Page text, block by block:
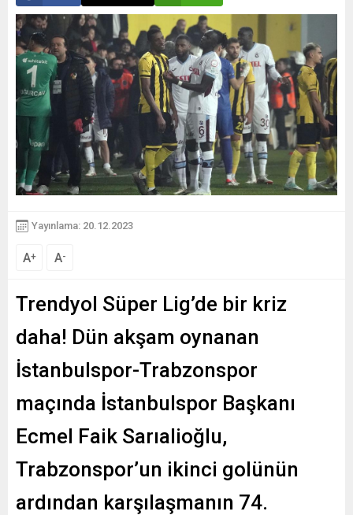
Yayınlama: 20.12.2023
A+ A-
Trendyol Süper Lig’de bir kriz
daha! Dün akşam oynanan
İstanbulspor-Trabzonspor
maçında İstanbulspor Başkanı
Ecmel Faik Sarıalioğlu,
Trabzonspor’un ikinci golünün
ardından karşılaşmanın 74.